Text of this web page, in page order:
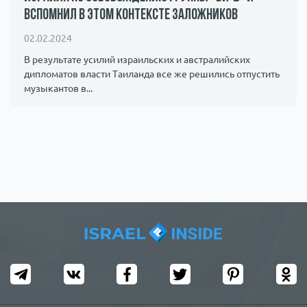
Происшествия
Армия
1000 мелочей
вспомнил в этом контексте заложников
02.02.2024
В результате усилий израильских и австралийских
дипломатов власти Таиланда все же решились отпустить
музыкантов в...